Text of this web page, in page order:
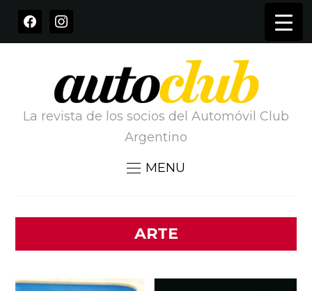
FACEBOOKINSTAGRAM
La revista de los socios del Automóvil Club
Argentino
MENU
ARTE